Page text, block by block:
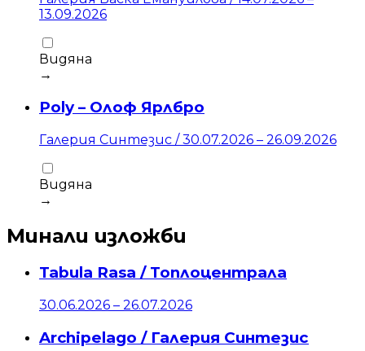
13.09.2026
Видяна
→
Poly – Олоф Ярлбро
Галерия Синтезис / 30.07.2026 – 26.09.2026
Видяна
→
Минали изложби
Tabula Rasa / Топлоцентрала
30.06.2026 – 26.07.2026
Archipelago / Галерия Синтезис